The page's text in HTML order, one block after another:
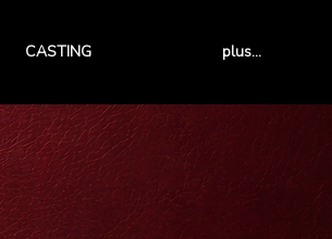
CASTING plus...